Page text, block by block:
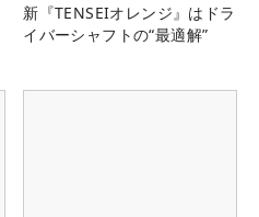
新『TENSEIオレンジ』はドラ
イバーシャフトの“最適解”